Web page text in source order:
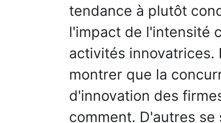
tendance à plutôt
l'impact de l'intensité
activités innovatrices.
montrer que la
d'innovation des
comment. D'autres